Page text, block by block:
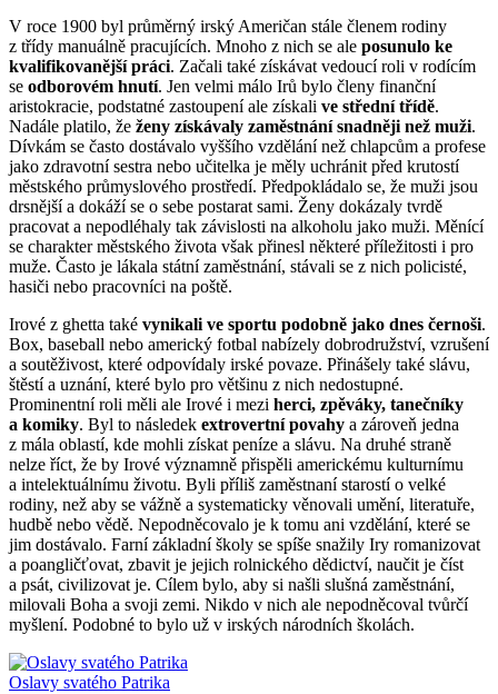
V roce 1900 byl průměrný irský Američan stále členem rodiny
z třídy manuálně pracujících. Mnoho z nich se ale posunulo ke
kvalifikovanější práci. Začali také získávat vedoucí roli v rodícím
se odborovém hnutí. Jen velmi málo Irů bylo členy finanční
aristokracie, podstatné zastoupení ale získali ve střední třídě.
Nadále platilo, že ženy získávaly zaměstnání snadněji než muži.
Dívkám se často dostávalo vyššího vzdělání než chlapcům a profese
jako zdravotní sestra nebo učitelka je měly uchránit před krutostí
městského průmyslového prostředí. Předpokládalo se, že muži jsou
drsnější a dokáží se o sebe postarat sami. Ženy dokázaly tvrdě
pracovat a nepodléhaly tak závislosti na alkoholu jako muži. Měnící
se charakter městského života však přinesl některé příležitosti i pro
muže. Často je lákala státní zaměstnání, stávali se z nich policisté,
hasiči nebo pracovníci na poště.
Irové z ghetta také vynikali ve sportu podobně jako dnes černoši.
Box, baseball nebo americký fotbal nabízely dobrodružství, vzrušení
a soutěživost, které odpovídaly irské povaze. Přinášely také slávu,
štěstí a uznání, které bylo pro většinu z nich nedostupné.
Prominentní roli měli ale Irové i mezi herci, zpěváky, tanečníky
a komiky. Byl to následek extrovertní povahy a zároveň jedna
z mála oblastí, kde mohli získat peníze a slávu. Na druhé straně
nelze říct, že by Irové významně přispěli americkému kulturnímu
a intelektuálnímu životu. Byli příliš zaměstnaní starostí o velké
rodiny, než aby se vážně a systematicky věnovali umění, literatuře,
hudbě nebo vědě. Nepodněcovalo je k tomu ani vzdělání, které se
jim dostávalo. Farní základní školy se spíše snažily Iry romanizovat
a poangličťovat, zbavit je jejich rolnického dědictví, naučit je číst
a psát, civilizovat je. Cílem bylo, aby si našli slušná zaměstnání,
milovali Boha a svoji zemi. Nikdo v nich ale nepodněcoval tvůrčí
myšlení. Podobné to bylo už v irských národních školách.
Oslavy svatého Patrika